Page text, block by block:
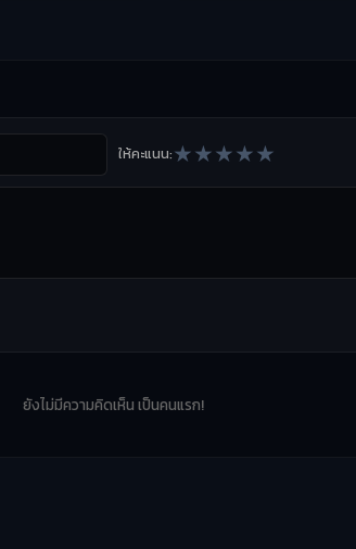
ให้คะแนน:★★★★★
ยังไม่มีความคิดเห็น เป็นคนแรก!